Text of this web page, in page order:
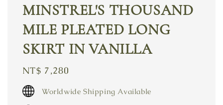
MINSTREL'S THOUSAND
MILE PLEATED LONG
SKIRT IN VANILLA
Regular
price
NT$ 7,280
Worldwide Shipping Available